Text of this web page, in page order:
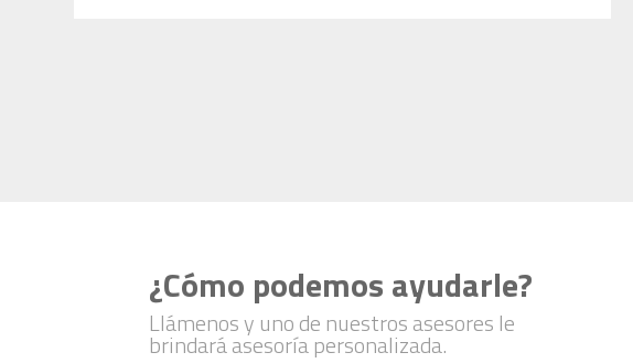
¿Cómo podemos ayudarle?
Llámenos y uno de nuestros asesores le
brindará asesoría personalizada.